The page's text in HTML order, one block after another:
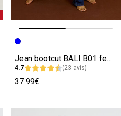
Image précédente
Image suivante
Jean bootcut BALI B01 femme
4.7 (23 avis)
37.99€